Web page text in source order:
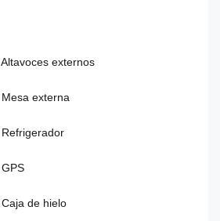
Altavoces externos
Mesa externa
Refrigerador
GPS
Caja de hielo